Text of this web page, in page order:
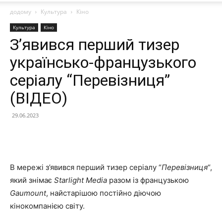
додому Культура Кіно
Культура Кіно
З’явився перший тизер
українсько-французького
серіалу “Перевізниця”
(ВІДЕО)
29.06.2023
В мережі з’явився перший тизер серіалу “Перевізниця“,
який знімає Starlight Media разом із французькою
Gaumount, найстарішою постійно діючою
кінокомпанією світу.